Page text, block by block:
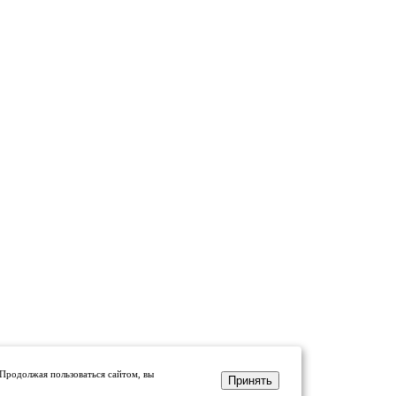
пользоваться сайтом, вы
Принять